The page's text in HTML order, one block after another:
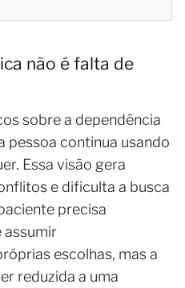
não é falta de
sobre a dependência
pessoa continua usando
Essa visão gera
e dificulta a busca
precisa
assumir
escolhas, mas a
reduzida a uma